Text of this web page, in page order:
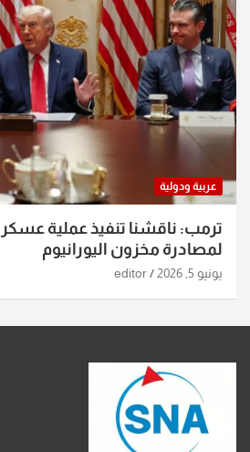
عربية ودولية
ترمب: ناقشنا تنفيذ عملية
لمصادرة مخزون اليورانيوم
يونيو 5, 2026 editor